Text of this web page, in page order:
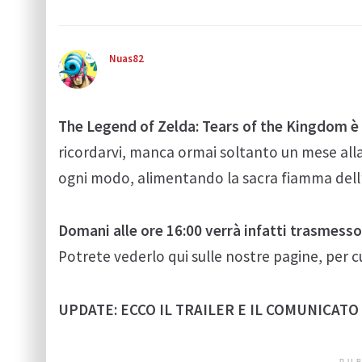
Nuas82
The Legend of Zelda: Tears of the Kingdom
ricordarvi, manca ormai soltanto un mese
ogni modo, alimentando la sacra fiamma
Domani alle ore 16:00 verrà infatti
Potrete vederlo qui sulle nostre pagine, per
UPDATE: ECCO IL TRAILER E IL